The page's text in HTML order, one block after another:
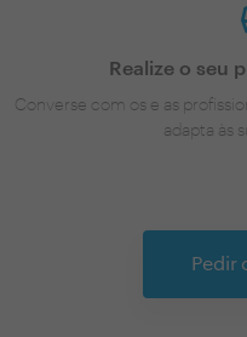
Realize o seu
Converse com os e as
adapta às
Pedir